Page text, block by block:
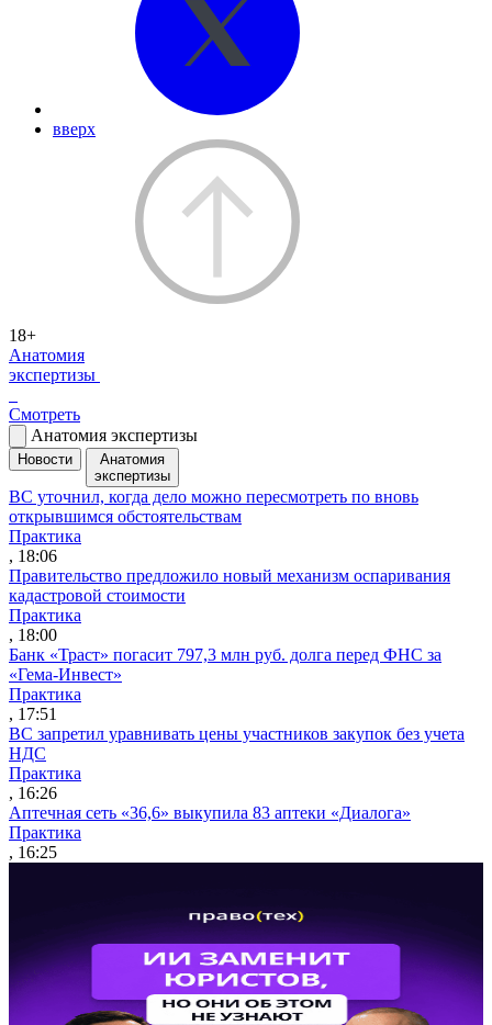
вверх
18+
Анатомия
экспертизы
Смотреть
Анатомия экспертизы
Новости
Анатомия
экспертизы
ВС уточнил, когда дело можно пересмотреть по вновь
открывшимся обстоятельствам
Практика
, 18:06
Правительство предложило новый механизм оспаривания
кадастровой стоимости
Практика
, 18:00
Банк «Траст» погасит 797,3 млн руб. долга перед ФНС за
«Гема-Инвест»
Практика
, 17:51
ВС запретил уравнивать цены участников закупок без учета
НДС
Практика
, 16:26
Аптечная сеть «36,6» выкупила 83 аптеки «Диалога»
Практика
, 16:25